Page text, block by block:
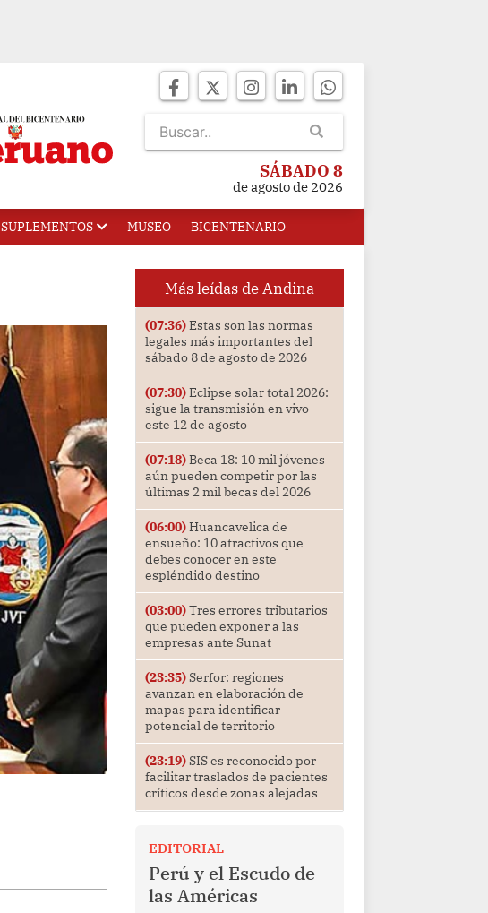
SÁBADO 8
de agosto de 2026
SUPLEMENTOS MUSEO BICENTENARIO
Más leídas de Andina
(07:36)Estas son las normas
legales más importantes del
sábado 8 de agosto de 2026
(07:30)Eclipse solar total 2026:
sigue la transmisión en vivo
este 12 de agosto
(07:18)Beca 18: 10 mil jóvenes
aún pueden competir por las
últimas 2 mil becas del 2026
(06:00)Huancavelica de
ensueño: 10 atractivos que
debes conocer en este
espléndido destino
(03:00)Tres errores tributarios
que pueden exponer a las
empresas ante Sunat
(23:35)Serfor: regiones
avanzan en elaboración de
mapas para identificar
potencial de territorio
(23:19)SIS es reconocido por
facilitar traslados de pacientes
críticos desde zonas alejadas
EDITORIAL
Perú y el Escudo de
las Américas